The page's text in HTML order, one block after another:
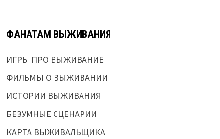
ФАНАТАМ ВЫЖИВАНИЯ
ИГРЫ ПРО ВЫЖИВАНИЕ
ФИЛЬМЫ О ВЫЖИВАНИИ
ИСТОРИИ ВЫЖИВАНИЯ
БЕЗУМНЫЕ СЦЕНАРИИ
КАРТА ВЫЖИВАЛЬЩИКА